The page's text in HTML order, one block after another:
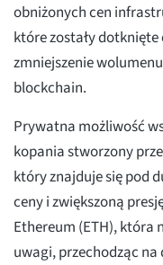
obniżonych cen
które zostały
zmniejszenie
blockchain.
Prywatna możliwość
kopania stworzony
który znajduje się pod
ceny i zwiększoną
Ethereum (ETH), która
uwagi, przechodząc